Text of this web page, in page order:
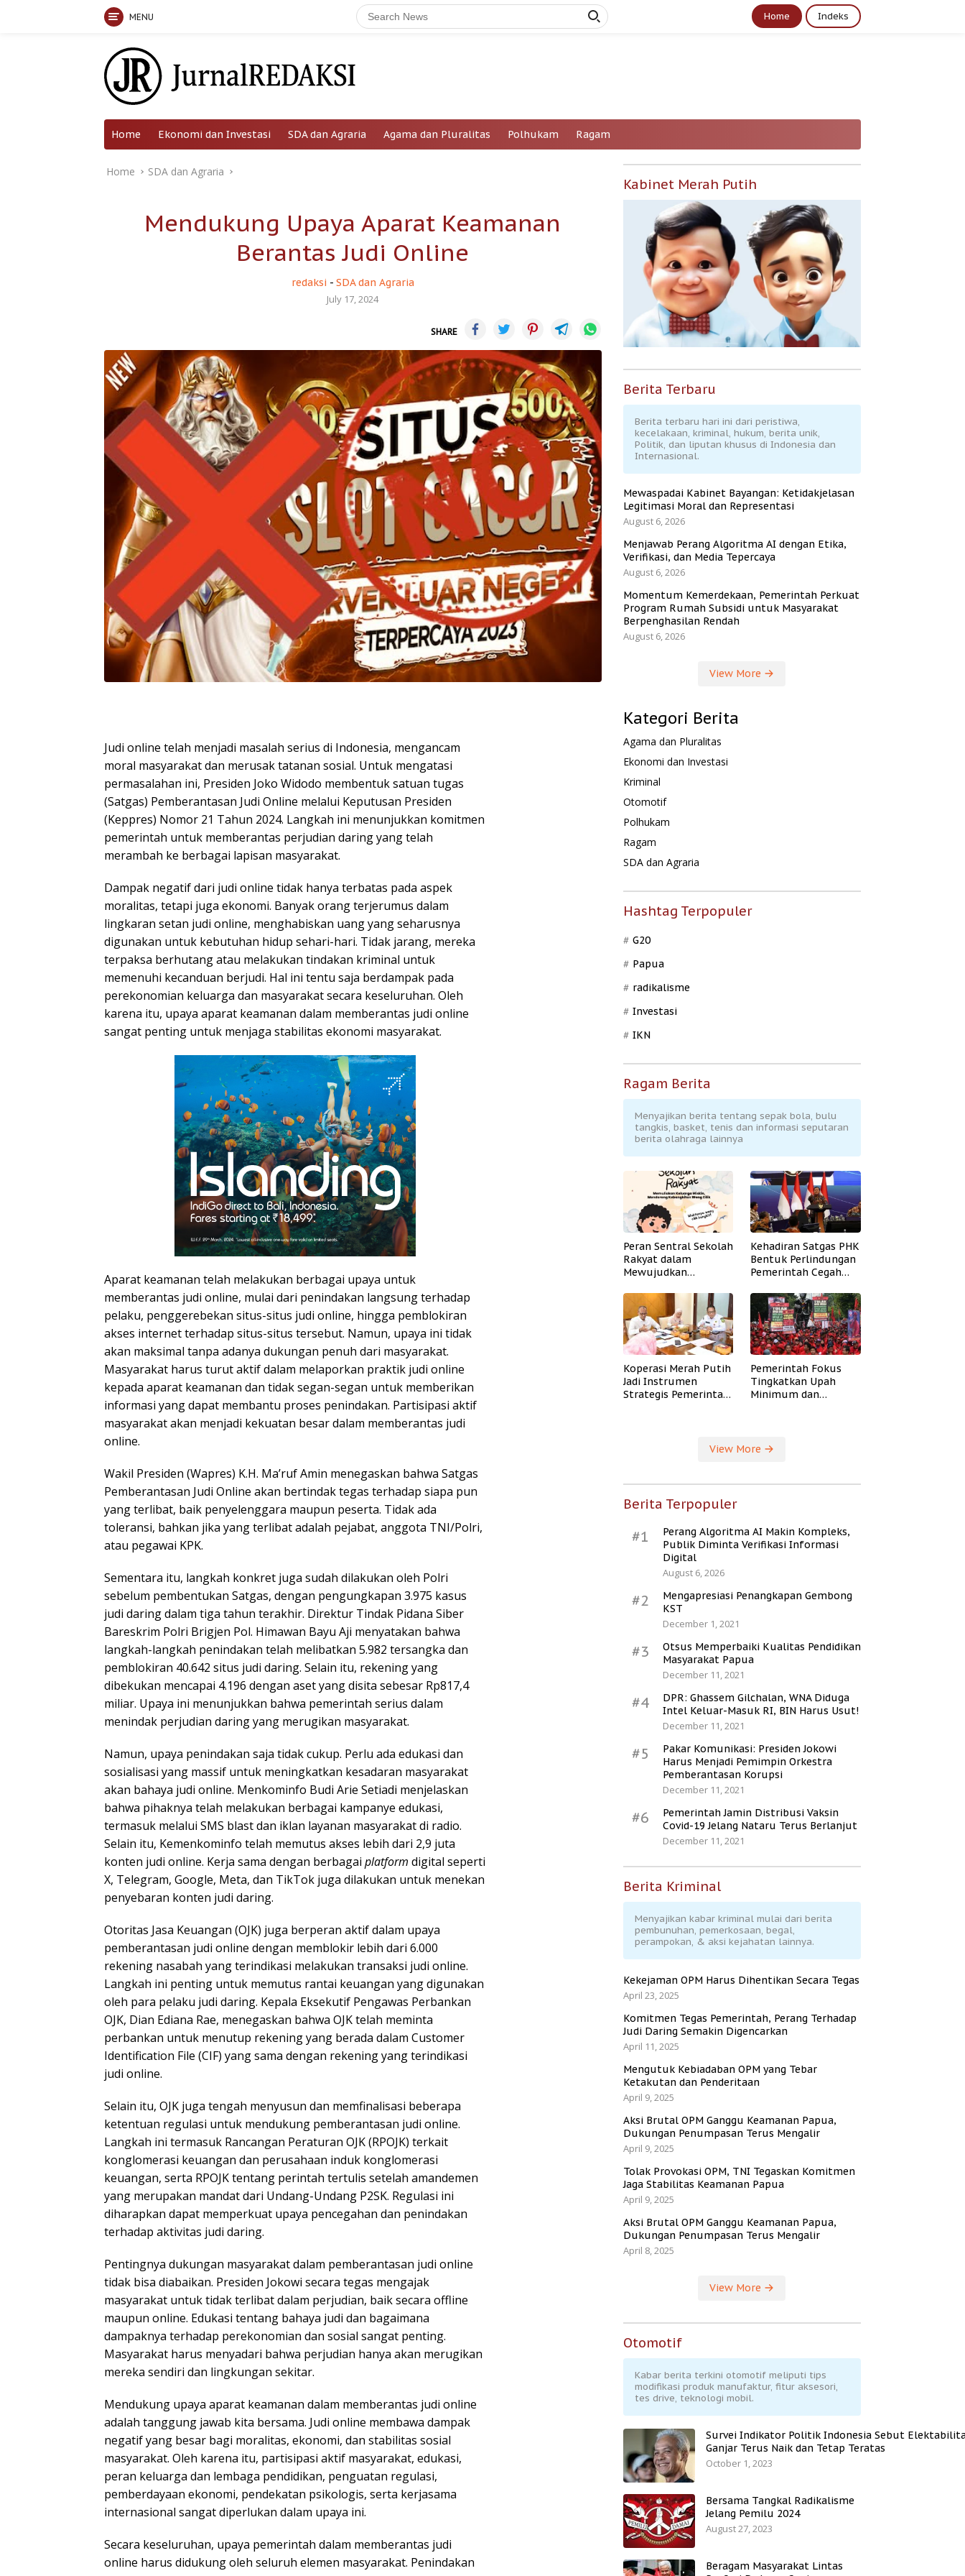
MENU Home Indeks
Home Ekonomi dan Investasi SDA dan Agraria Agama dan Pluralitas Polhukam Ragam
Home SDA dan Agraria
Mendukung Upaya Aparat Keamanan
Berantas Judi Online
redaksi - SDA dan Agraria
July 17, 2024
SHARE
Judi online telah menjadi masalah serius di Indonesia, mengancam
moral masyarakat dan merusak tatanan sosial. Untuk mengatasi
permasalahan ini, Presiden Joko Widodo membentuk satuan tugas
(Satgas) Pemberantasan Judi Online melalui Keputusan Presiden
(Keppres) Nomor 21 Tahun 2024. Langkah ini menunjukkan komitmen
pemerintah untuk memberantas perjudian daring yang telah
merambah ke berbagai lapisan masyarakat.
Dampak negatif dari judi online tidak hanya terbatas pada aspek
moralitas, tetapi juga ekonomi. Banyak orang terjerumus dalam
lingkaran setan judi online, menghabiskan uang yang seharusnya
digunakan untuk kebutuhan hidup sehari-hari. Tidak jarang, mereka
terpaksa berhutang atau melakukan tindakan kriminal untuk
memenuhi kecanduan berjudi. Hal ini tentu saja berdampak pada
perekonomian keluarga dan masyarakat secara keseluruhan. Oleh
karena itu, upaya aparat keamanan dalam memberantas judi online
sangat penting untuk menjaga stabilitas ekonomi masyarakat.
Aparat keamanan telah melakukan berbagai upaya untuk
memberantas judi online, mulai dari penindakan langsung terhadap
pelaku, penggerebekan situs-situs judi online, hingga pemblokiran
akses internet terhadap situs-situs tersebut. Namun, upaya ini tidak
akan maksimal tanpa adanya dukungan penuh dari masyarakat.
Masyarakat harus turut aktif dalam melaporkan praktik judi online
kepada aparat keamanan dan tidak segan-segan untuk memberikan
informasi yang dapat membantu proses penindakan. Partisipasi aktif
masyarakat akan menjadi kekuatan besar dalam memberantas judi
online.
Wakil Presiden (Wapres) K.H. Ma’ruf Amin menegaskan bahwa Satgas
Pemberantasan Judi Online akan bertindak tegas terhadap siapa pun
yang terlibat, baik penyelenggara maupun peserta. Tidak ada
toleransi, bahkan jika yang terlibat adalah pejabat, anggota TNI/Polri,
atau pegawai KPK.
Sementara itu, langkah konkret juga sudah dilakukan oleh Polri
sebelum pembentukan Satgas, dengan pengungkapan 3.975 kasus
judi daring dalam tiga tahun terakhir. Direktur Tindak Pidana Siber
Bareskrim Polri Brigjen Pol. Himawan Bayu Aji menyatakan bahwa
langkah-langkah penindakan telah melibatkan 5.982 tersangka dan
pemblokiran 40.642 situs judi daring. Selain itu, rekening yang
dibekukan mencapai 4.196 dengan aset yang disita sebesar Rp817,4
miliar. Upaya ini menunjukkan bahwa pemerintah serius dalam
menindak perjudian daring yang merugikan masyarakat.
Namun, upaya penindakan saja tidak cukup. Perlu ada edukasi dan
sosialisasi yang massif untuk meningkatkan kesadaran masyarakat
akan bahaya judi online. Menkominfo Budi Arie Setiadi menjelaskan
bahwa pihaknya telah melakukan berbagai kampanye edukasi,
termasuk melalui SMS blast dan iklan layanan masyarakat di radio.
Selain itu, Kemenkominfo telah memutus akses lebih dari 2,9 juta
konten judi online. Kerja sama dengan berbagai platform digital seperti
X, Telegram, Google, Meta, dan TikTok juga dilakukan untuk menekan
penyebaran konten judi daring.
Otoritas Jasa Keuangan (OJK) juga berperan aktif dalam upaya
pemberantasan judi online dengan memblokir lebih dari 6.000
rekening nasabah yang terindikasi melakukan transaksi judi online.
Langkah ini penting untuk memutus rantai keuangan yang digunakan
oleh para pelaku judi daring. Kepala Eksekutif Pengawas Perbankan
OJK, Dian Ediana Rae, menegaskan bahwa OJK telah meminta
perbankan untuk menutup rekening yang berada dalam Customer
Identification File (CIF) yang sama dengan rekening yang terindikasi
judi online.
Selain itu, OJK juga tengah menyusun dan memfinalisasi beberapa
ketentuan regulasi untuk mendukung pemberantasan judi online.
Langkah ini termasuk Rancangan Peraturan OJK (RPOJK) terkait
konglomerasi keuangan dan perusahaan induk konglomerasi
keuangan, serta RPOJK tentang perintah tertulis setelah amandemen
yang merupakan mandat dari Undang-Undang P2SK. Regulasi ini
diharapkan dapat memperkuat upaya pencegahan dan penindakan
terhadap aktivitas judi daring.
Pentingnya dukungan masyarakat dalam pemberantasan judi online
tidak bisa diabaikan. Presiden Jokowi secara tegas mengajak
masyarakat untuk tidak terlibat dalam perjudian, baik secara offline
maupun online. Edukasi tentang bahaya judi dan bagaimana
dampaknya terhadap perekonomian dan sosial sangat penting.
Masyarakat harus menyadari bahwa perjudian hanya akan merugikan
mereka sendiri dan lingkungan sekitar.
Mendukung upaya aparat keamanan dalam memberantas judi online
adalah tanggung jawab kita bersama. Judi online membawa dampak
negatif yang besar bagi moralitas, ekonomi, dan stabilitas sosial
masyarakat. Oleh karena itu, partisipasi aktif masyarakat, edukasi,
peran keluarga dan lembaga pendidikan, penguatan regulasi,
pemberdayaan ekonomi, pendekatan psikologis, serta kerjasama
internasional sangat diperlukan dalam upaya ini.
Secara keseluruhan, upaya pemerintah dalam memberantas judi
online harus didukung oleh seluruh elemen masyarakat. Penindakan
Kabinet Merah Putih
Berita Terbaru
Berita terbaru hari ini dari peristiwa,
kecelakaan, kriminal, hukum, berita unik,
Politik, dan liputan khusus di Indonesia dan
Internasional.
Mewaspadai Kabinet Bayangan: Ketidakjelasan
Legitimasi Moral dan Representasi
August 6, 2026
Menjawab Perang Algoritma AI dengan Etika,
Verifikasi, dan Media Tepercaya
August 6, 2026
Momentum Kemerdekaan, Pemerintah Perkuat
Program Rumah Subsidi untuk Masyarakat
Berpenghasilan Rendah
August 6, 2026
View More
Kategori Berita
Agama dan Pluralitas
Ekonomi dan Investasi
Kriminal
Otomotif
Polhukam
Ragam
SDA dan Agraria
Hashtag Terpopuler
G20
Papua
radikalisme
Investasi
IKN
Ragam Berita
Menyajikan berita tentang sepak bola, bulu
tangkis, basket, tenis dan informasi seputaran
berita olahraga lainnya
Peran Sentral Sekolah
Rakyat dalam
Mewujudkan
Kehadiran Satgas PHK
Bentuk Perlindungan
Pemerintah Cegah
Koperasi Merah Putih
Jadi Instrumen
Strategis Pemerintah
Pemerintah Fokus
Tingkatkan Upah
Minimum dan
View More
Berita Terpopuler
#1
Perang Algoritma AI Makin Kompleks,
Publik Diminta Verifikasi Informasi
Digital
August 6, 2026
#2
Mengapresiasi Penangkapan Gembong
KST
December 1, 2021
#3
Otsus Memperbaiki Kualitas Pendidikan
Masyarakat Papua
December 11, 2021
#4
DPR: Ghassem Gilchalan, WNA Diduga
Intel Keluar-Masuk RI, BIN Harus Usut!
December 11, 2021
#5
Pakar Komunikasi: Presiden Jokowi
Harus Menjadi Pemimpin Orkestra
Pemberantasan Korupsi
December 11, 2021
#6
Pemerintah Jamin Distribusi Vaksin
Covid-19 Jelang Nataru Terus Berlanjut
December 11, 2021
Berita Kriminal
Menyajikan kabar kriminal mulai dari berita
pembunuhan, pemerkosaan, begal,
perampokan, & aksi kejahatan lainnya.
Kekejaman OPM Harus Dihentikan Secara Tegas
April 23, 2025
Komitmen Tegas Pemerintah, Perang Terhadap
Judi Daring Semakin Digencarkan
April 11, 2025
Mengutuk Kebiadaban OPM yang Tebar
Ketakutan dan Penderitaan
April 9, 2025
Aksi Brutal OPM Ganggu Keamanan Papua,
Dukungan Penumpasan Terus Mengalir
April 9, 2025
Tolak Provokasi OPM, TNI Tegaskan Komitmen
Jaga Stabilitas Keamanan Papua
April 9, 2025
Aksi Brutal OPM Ganggu Keamanan Papua,
Dukungan Penumpasan Terus Mengalir
April 8, 2025
View More
Otomotif
Kabar berita terkini otomotif meliputi tips
modifikasi produk manufaktur, fitur aksesori,
tes drive, teknologi mobil.
Survei Indikator Politik Indonesia Sebut
Ganjar Terus Naik dan Tetap Teratas
October 1, 2023
Bersama Tangkal Radikalisme
Jelang Pemilu 2024
August 27, 2023
Beragam Masyarakat Lintas